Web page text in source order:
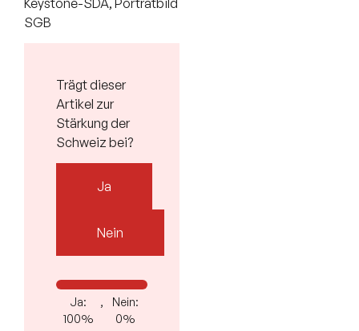
SGB
Trägt dieser
Artikel zur
Stärkung der
Schweiz bei?
Ja
Nein
Ja:
100%
,
Nein:
0%